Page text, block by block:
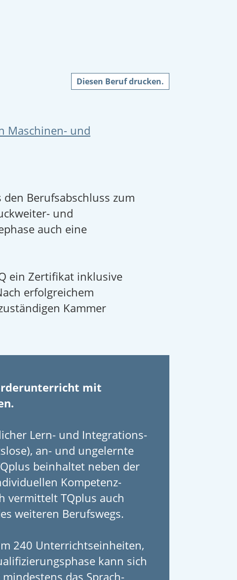
Diesen Beruf drucken.
Maschinen- und
Berufsabschluss zum
und
auch eine
ein Zertifikat inklusive
erfolgreichem
Kammer
mit
Lern- und Integrations­
an- und un­gelernte
beinhaltet neben der
Kompetenz­
vermittelt TQplus auch
weiteren Berufswegs.
240 Unterrichts­einheiten,
kann sich
das Sprach­